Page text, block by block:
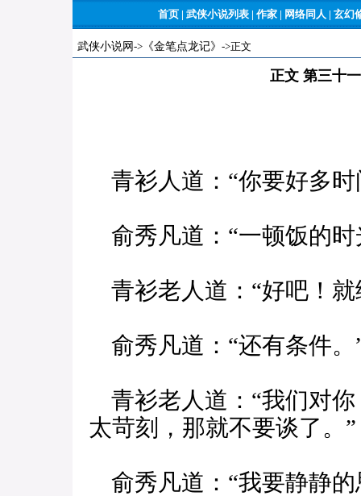
首页 | 武侠小说列表 | 作家 | 网络同人 | 玄幻
武侠小说网 -> 《金笔点龙记》 ->正文
正文 第三十
青衫人道：“你要好多时
俞秀凡道：“一顿饭的时
青衫老人道：“好吧！就
俞秀凡道：“还有条件。
青衫老人道：“我们对
太苛刻，那就不要谈了。”
俞秀凡道：“我要静静